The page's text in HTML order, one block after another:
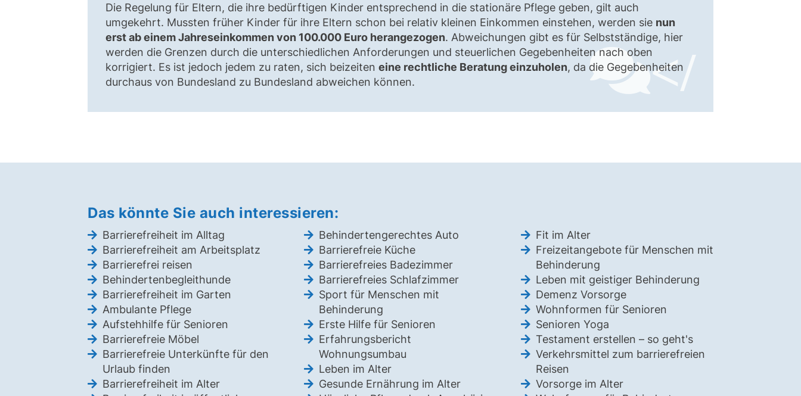
Die Regelung für Eltern, die ihre bedürftigen Kinder entsprechend in die stationäre Pflege geben, gilt auch
umgekehrt. Mussten früher Kinder für ihre Eltern schon bei relativ kleinen Einkommen einstehen, werden sie nun
erst ab einem Jahreseinkommen von 100.000 Euro herangezogen. Abweichungen gibt es für Selbstständige, hier
werden die Grenzen durch die unterschiedlichen Anforderungen und steuerlichen Gegebenheiten nach oben
korrigiert. Es ist jedoch jedem zu raten, sich beizeiten eine rechtliche Beratung einzuholen, da die Gegebenheiten
durchaus von Bundesland zu Bundesland abweichen können.
</
Das könnte Sie auch interessieren:
Barrierefreiheit im Alltag
Barrierefreiheit am Arbeitsplatz
Barrierefrei reisen
Behindertenbegleithunde
Barrierefreiheit im Garten
Ambulante Pflege
Aufstehhilfe für Senioren
Barrierefreie Möbel
Barrierefreie Unterkünfte für den
Urlaub finden
Barrierefreiheit im Alter
Behindertengerechtes Auto
Barrierefreie Küche
Barrierefreies Badezimmer
Barrierefreies Schlafzimmer
Sport für Menschen mit
Behinderung
Erste Hilfe für Senioren
Erfahrungsbericht
Wohnungsumbau
Leben im Alter
Gesunde Ernährung im Alter
Fit im Alter
Freizeitangebote für Menschen mit
Behinderung
Leben mit geistiger Behinderung
Demenz Vorsorge
Wohnformen für Senioren
Senioren Yoga
Testament erstellen – so geht's
Verkehrsmittel zum barrierefreien
Reisen
Vorsorge im Alter